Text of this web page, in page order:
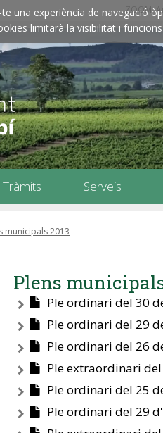
una experiència de navegació
limitarà la visibilitat i
ZOOM:
Tràmits Serveis
municipals 2013
Plens
Ple ordinari del 30
Ple ordinari del 29
Ple ordinari del 26
Ple extraordinari
Ple ordinari del 25
Ple ordinari del 29